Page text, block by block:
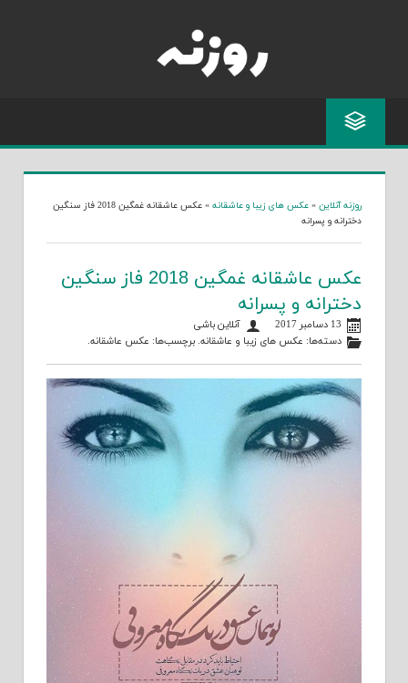
روزنه آنلاین » عکس های زیبا و عاشقانه »
عکس عاشقانه غمگین 2018 فاز سنگین
دخترانه و پسرانه
عکس عاشقانه غمگین 2018 فاز سنگین
دخترانه و پسرانه
13 دسامبر 2017
آنلاین باشی
دسته‌ها: عکس های زیبا و عاشقانه. برچسب‌ها: عکس عاشقانه.